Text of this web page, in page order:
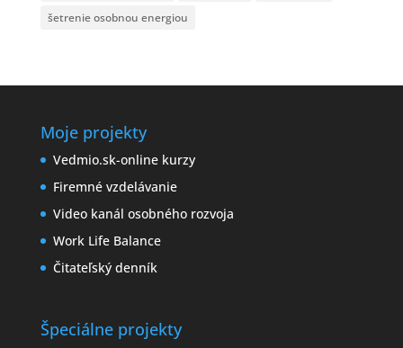
šetrenie osobnou energiou
Moje projekty
Vedmio.sk-online kurzy
Firemné vzdelávanie
Video kanál osobného rozvoja
Work Life Balance
Čitateľský denník
Špeciálne projekty